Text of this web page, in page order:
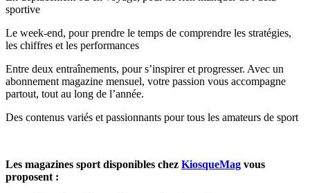
sportive
Le week-end, pour prendre le temps de comprendre les stratégies,
les chiffres et les performances
Entre deux entraînements, pour s’inspirer et progresser. Avec un
abonnement magazine mensuel, votre passion vous accompagne
partout, tout au long de l’année.
Des contenus variés et passionnants pour tous les amateurs de sport
Les magazines sport disponibles chez KiosqueMag vous
proposent :